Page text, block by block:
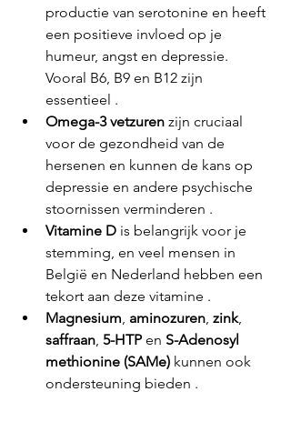
productie van serotonine en heeft
een positieve invloed op je
humeur, angst en depressie.
Vooral B6, B9 en B12 zijn
essentieel .
Omega-3 vetzuren zijn cruciaal
voor de gezondheid van de
hersenen en kunnen de kans op
depressie en andere psychische
stoornissen verminderen .
Vitamine D is belangrijk voor je
stemming, en veel mensen in
België en Nederland hebben een
tekort aan deze vitamine .
Magnesium, aminozuren, zink,
saffraan, 5-HTP en S-Adenosyl
methionine (SAMe) kunnen ook
ondersteuning bieden .